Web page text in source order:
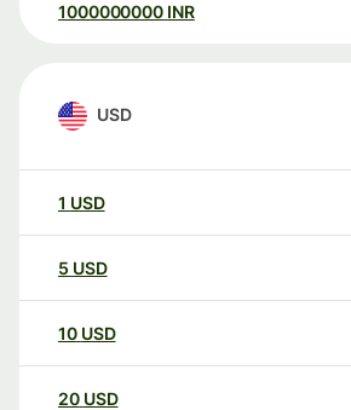
1000000000 INR
USD
1 USD
5 USD
10 USD
20 USD